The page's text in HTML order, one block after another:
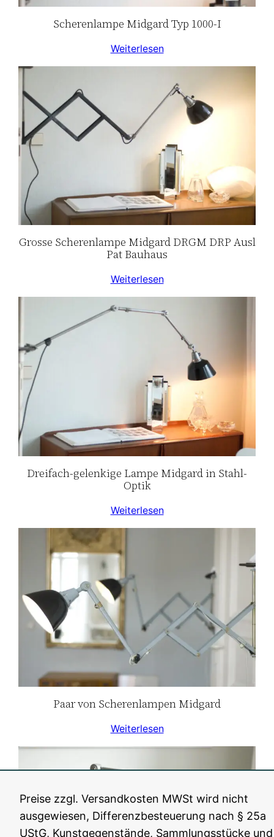
Preise zzgl. Versandkosten MWSt wird nicht
ausgewiesen, Differenzbesteuerung nach § 25a
UStG, Kunstgegenstände, Sammlungsstücke und
Scherenlampe Midgard Typ 1000-I
Weiterlesen
Grosse Scherenlampe Midgard DRGM DRP Ausl
Pat Bauhaus
Weiterlesen
Dreifach-gelenkige Lampe Midgard in Stahl-
Optik
Weiterlesen
Paar von Scherenlampen Midgard
Weiterlesen